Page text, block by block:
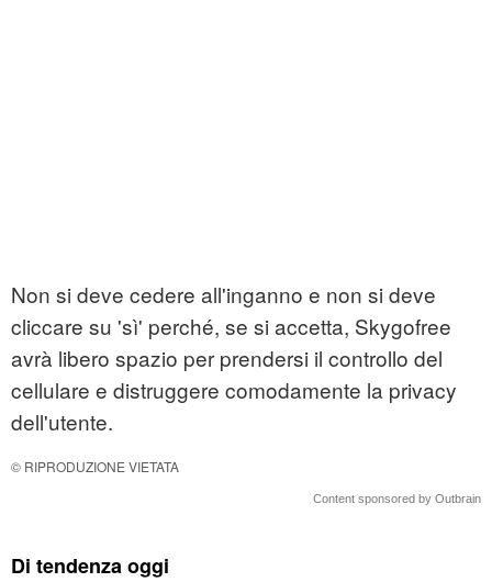
Non si deve cedere all'inganno e non si deve
cliccare su 'sì' perché, se si accetta, Skygofree
avrà libero spazio per prendersi il controllo del
cellulare e distruggere comodamente la privacy
dell'utente.
© RIPRODUZIONE VIETATA
Content sponsored by Outbrain
Di tendenza oggi